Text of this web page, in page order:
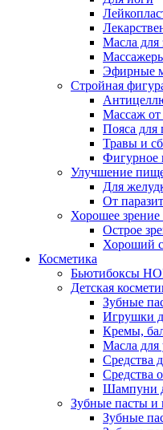
Масла для
Эфирные
Стройная
Массаж
Пояса для
Травы и
Фигурное
Улучшение
Для
От
Хорошее зрение
Острое
Хороший
Косметика
Бьютибоксы
Детская
Зубные
Игрушки
Кремы,
Масла для
Средства
Средства
Шампуни
Зубные пасты и
Зубные